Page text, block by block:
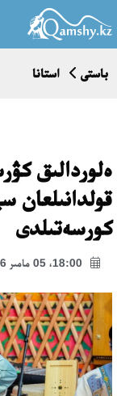
باستى استانا
ەلوردالىق
قولدانىلعان
كورسەتىلدى